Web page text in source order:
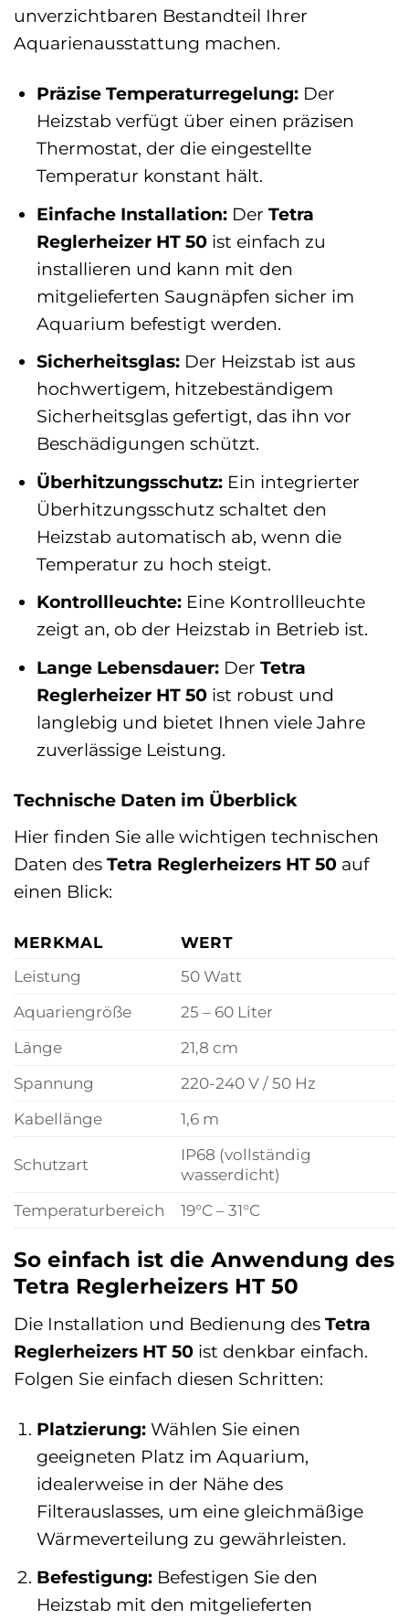
unverzichtbaren Bestandteil Ihrer
Aquarienausstattung machen.
Präzise Temperaturregelung:Der
Heizstab verfügt über einen präzisen
Thermostat, der die eingestellte
Temperatur konstant hält.
Einfache Installation:Der Tetra
Reglerheizer HT 50ist einfach zu
installieren und kann mit den
mitgelieferten Saugnäpfen sicher im
Aquarium befestigt werden.
Sicherheitsglas:Der Heizstab ist aus
hochwertigem, hitzebeständigem
Sicherheitsglas gefertigt, das ihn vor
Beschädigungen schützt.
Überhitzungsschutz:Ein integrierter
Überhitzungsschutz schaltet den
Heizstab automatisch ab, wenn die
Temperatur zu hoch steigt.
Kontrollleuchte:Eine Kontrollleuchte
zeigt an, ob der Heizstab in Betrieb ist.
Lange Lebensdauer:Der Tetra
Reglerheizer HT 50ist robust und
langlebig und bietet Ihnen viele Jahre
zuverlässige Leistung.
Technische Daten im Überblick
Hier finden Sie alle wichtigen technischen
Daten des Tetra Reglerheizers HT 50 auf
einen Blick:
MERKMAL
WERT
Leistung
50 Watt
Aquariengröße
25 – 60 Liter
Länge
21,8 cm
Spannung
220-240 V / 50 Hz
Kabellänge
1,6 m
Schutzart
IP68 (vollständig
wasserdicht)
Temperaturbereich
19°C – 31°C
So einfach ist die Anwendung des
Tetra Reglerheizers HT 50
Die Installation und Bedienung des Tetra
Reglerheizers HT 50 ist denkbar einfach.
Folgen Sie einfach diesen Schritten:
Platzierung:Wählen Sie einen
geeigneten Platz im Aquarium,
idealerweise in der Nähe des
Filterauslasses, um eine gleichmäßige
Wärmeverteilung zu gewährleisten.
Befestigung:Befestigen Sie den
Heizstab mit den mitgelieferten